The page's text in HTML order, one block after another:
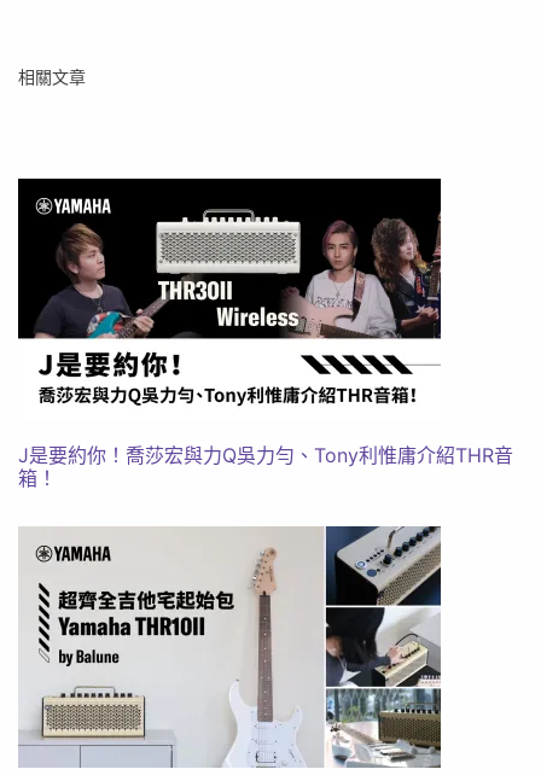
相關文章
J是要約你！喬莎宏與力Q吳力勻、Tony利惟庸介紹THR音
箱！